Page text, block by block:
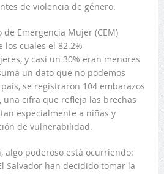
de violencia de género.
de Emergencia Mujer (CEM)
los cuales el 82.2%
y casi un 30% eran menores
un dato que no podemos
se registraron 104 embarazos
una cifra que refleja las brechas
especialmente a niñas y
de vulnerabilidad.
algo poderoso está ocurriendo:
Salvador han decidido tomar la